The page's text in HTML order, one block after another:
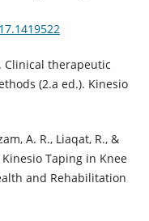
Clinical therapeutic
(2.a ed.). Kinesio
A. R., Liaqat, R., &
Taping in Knee
and Rehabilitation